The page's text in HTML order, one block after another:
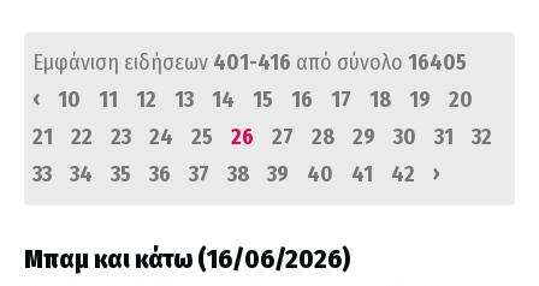
Εμφάνιση ειδήσεων 401-416 από σύνολο 16405
‹
10 11 12 13 14 15 16 17 18 19
20
21
22 23 24 25 26 27 28 29 30 31
32
33
34 35 36 37 38 39 40 41 42 ›
Μπαμ και κάτω (16/06/2026)